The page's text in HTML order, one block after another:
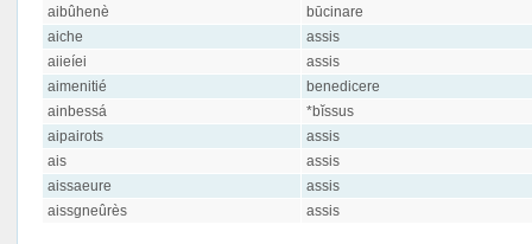
aibûhenè
būcinare
aiche
assis
aiieíei
assis
aimenitié
benedicere
ainbessá
*bĭssus
aipairots
assis
ais
assis
aissaeure
assis
aissgneûrès
assis